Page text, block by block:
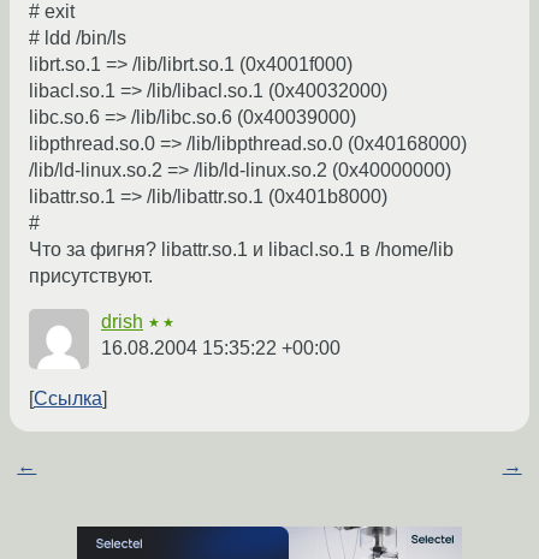
# exit
# ldd /bin/ls
librt.so.1 => /lib/librt.so.1 (0x4001f000)
libacl.so.1 => /lib/libacl.so.1 (0x40032000)
libc.so.6 => /lib/libc.so.6 (0x40039000)
libpthread.so.0 => /lib/libpthread.so.0 (0x40168000)
/lib/ld-linux.so.2 => /lib/ld-linux.so.2 (0x40000000)
libattr.so.1 => /lib/libattr.so.1 (0x401b8000)
#
Что за фигня? libattr.so.1 и libacl.so.1 в /home/lib
присутствуют.
drish ★★
16.08.2004 15:35:22 +00:00
Ссылка
← →